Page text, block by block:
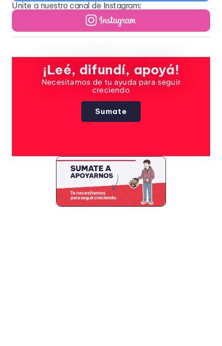
Unite a nuestro canal de Instagram:
¡Leé, difundí, apoyá!
Necesitamos de tu ayuda para seguir
creciendo
Sumate